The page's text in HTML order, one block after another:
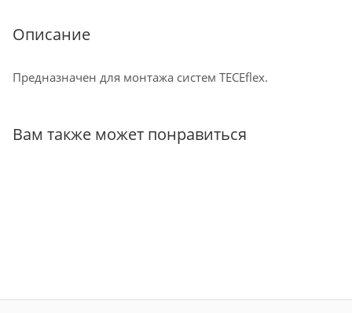
Описание
Предназначен для монтажа систем TECEflex.
Вам также может понравиться